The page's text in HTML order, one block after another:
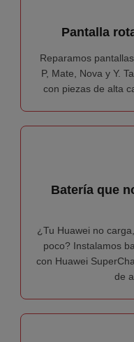
Pantalla
Reparamos
P, Mate, Nova y Y.
con piezas de alta
Batería que
¿Tu Huawei no
poco? Instalamos
con Huawei
de